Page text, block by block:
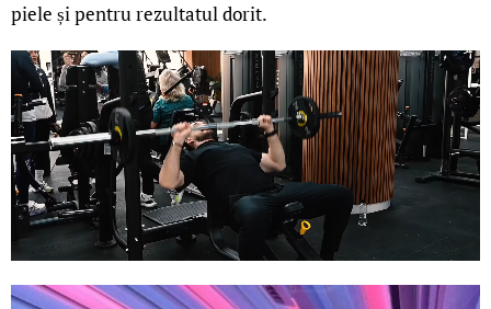
piele și pentru rezultatul dorit.